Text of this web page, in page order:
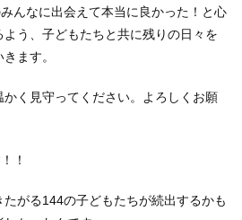
んなに出会えて本当に良かった！と心
う、子どもたちと共に残りの日々を
ます。
く見守ってください。よろしくお願
！
がる144の子どもたちが続出するかも